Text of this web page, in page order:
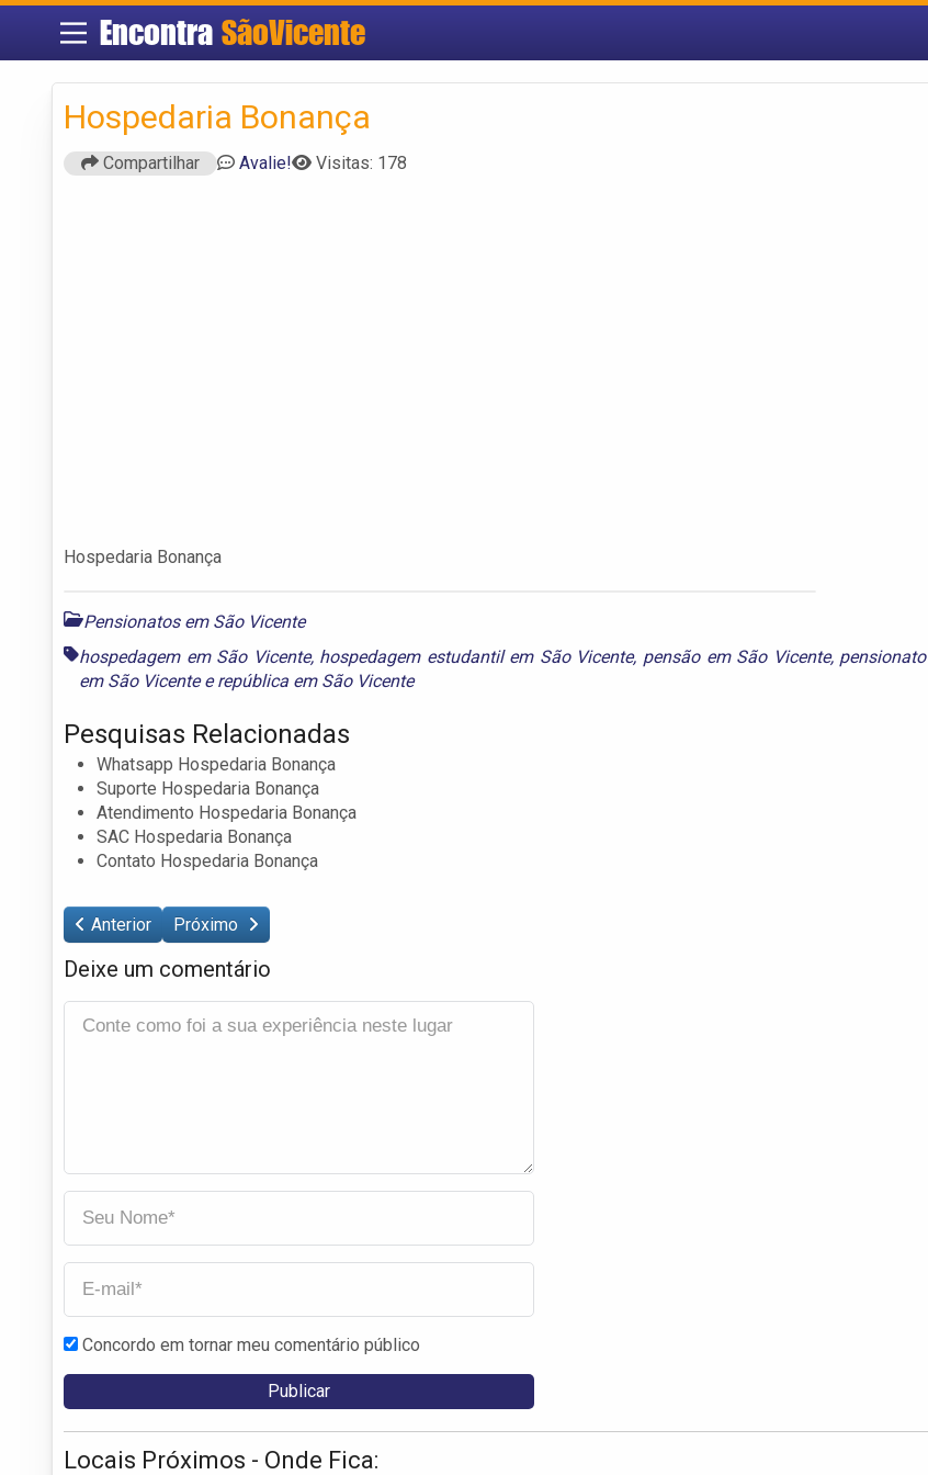
Encontra SãoVicente
Hospedaria Bonança
Compartilhar Avalie! Visitas: 178
Hospedaria Bonança
Pensionatos em São Vicente
hospedagem em São Vicente, hospedagem estudantil em São Vicente, pensão em São Vicente, pensionato
em São Vicenteerepública em São Vicente
Pesquisas Relacionadas
Whatsapp Hospedaria Bonança
Suporte Hospedaria Bonança
Atendimento Hospedaria Bonança
SAC Hospedaria Bonança
Contato Hospedaria Bonança
Anterior Próximo
Deixe um comentário
Concordo em tornar meu comentário público
Locais Próximos - Onde Fica: